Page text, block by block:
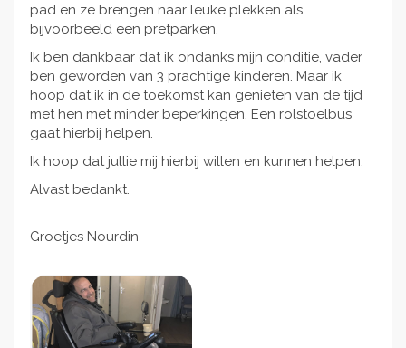
pad en ze brengen naar leuke plekken als
bijvoorbeeld een pretparken.
Ik ben dankbaar dat ik ondanks mijn conditie, vader
ben geworden van 3 prachtige kinderen. Maar ik
hoop dat ik in de toekomst kan genieten van de tijd
met hen met minder beperkingen. Een rolstoelbus
gaat hierbij helpen.
Ik hoop dat jullie mij hierbij willen en kunnen helpen.
Alvast bedankt.
Groetjes Nourdin